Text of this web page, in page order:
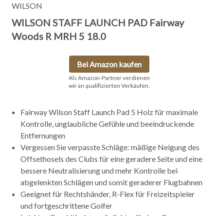
WILSON
WILSON STAFF LAUNCH PAD Fairway
Woods R MRH 5 18.0
Bei Amazon kaufen
Als Amazon-Partner verdienen
wir an qualifizierten Verkäufen.
Fairway Wilson Staff Launch Pad 5 Holz für maximale
Kontrolle, unglaubliche Gefühle und beeindruckende
Entfernungen
Vergessen Sie verpasste Schläge: mäßige Neigung des
Offsethosels des Clubs für eine geradere Seite und eine
bessere Neutralisierung und mehr Kontrolle bei
abgelenkten Schlägen und somit geraderer Flugbahnen
Geeignet für Rechtshänder, R-Flex für Freizeitspieler
und fortgeschrittene Golfer